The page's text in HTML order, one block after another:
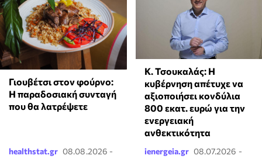
Γιουβέτσι στον φούρνο:
Η παραδοσιακή συνταγή
που θα λατρέψετε
healthstat.gr 08.08.2026 -
Κ. Τσουκαλάς: Η
κυβέρνηση απέτυχε να
αξιοποιήσει κονδύλια
800 εκατ. ευρώ για την
ενεργειακή
ανθεκτικότητα
ienergeia.gr 08.07.2026 -